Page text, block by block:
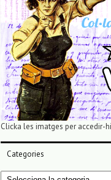
Clicka les imatges per accedir-hi
Categories
Categories